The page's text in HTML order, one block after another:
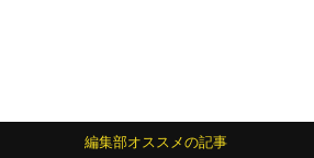
編集部オススメの記事